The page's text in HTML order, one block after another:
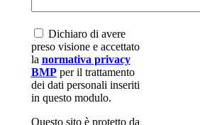
Dichiaro di avere
preso visione e accettato
la normativa privacy
BMPper il trattamento
dei dati personali inseriti
in questo modulo.
Questo sito è protetto da